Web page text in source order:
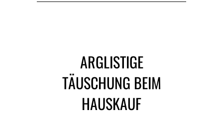
ARGLISTIGE
TÄUSCHUNG BEIM
HAUSKAUF